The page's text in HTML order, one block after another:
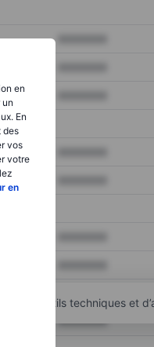
en
En
des
vos
votre
en
XXXXXXX
outils techniques et